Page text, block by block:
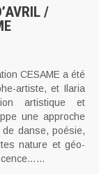
/
CESAME a été
artiste, et Ilaria
artistique et
une approche
danse, poésie,
nature et géo-